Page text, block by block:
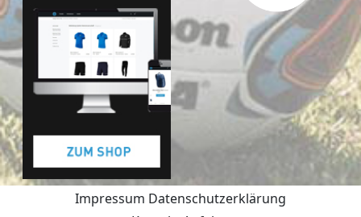
Impressum Datenschutzerklärung